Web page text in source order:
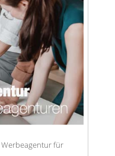
Werbeagentur für